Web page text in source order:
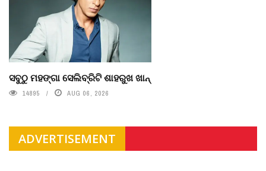
ସବୁଠୁ ମହଙ୍ଗା ସେଲିବ୍ରିଟି ଶାହରୁଖ ଖାନ୍
14895 AUG 06, 2026
ADVERTISEMENT